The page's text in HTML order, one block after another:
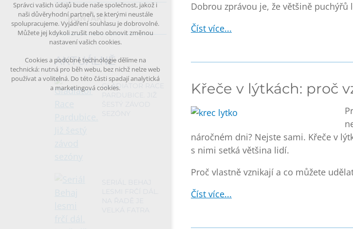
Dobrou zprávou je, že většině puchýřů
Číst více...
Křeče v lýtkách: proč
náročném dni? Nejste sami. Křeče v
s nimi setká většina lidí.
Proč vlastně vznikají a co můžete
Číst více...
KONTAKT
AKTUÁLNĚ
GLADIATOR RACE
Správci vašich údajů bude naše společnost, jakož i
naši důvěryhodní partneři, se kterými neustále
spolupracujeme. Vyjádření souhlasu je dobrovolné.
Můžete jej kdykoli zrušit nebo obnovit změnou
nastavení vašich cookies.
Cookies a podobné technologie dělíme na
technická: nutná pro běh webu, bez nichž nelze web
používat a volitelná. Do této části spadají analytická
a marketingová cookies.